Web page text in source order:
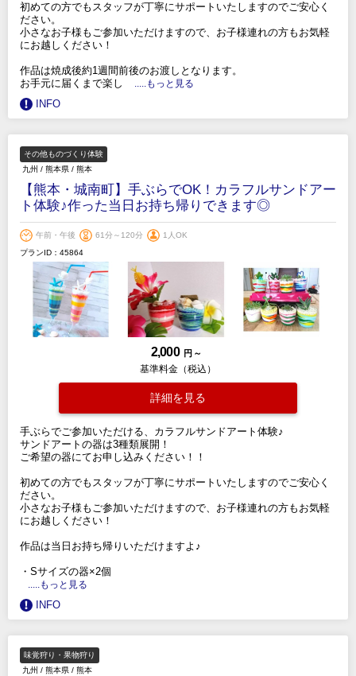
初めての方でもスタッフが丁寧にサポートいたしますのでご安心く
ださい。
小さなお子様もご参加いただけますので、お子様連れの方もお気軽
にお越しください！
作品は焼成後約1週間前後のお渡しとなります。
お手元に届くまで楽し
.....もっと見る
INFO
その他ものづくり体験
九州 / 熊本県 / 熊本
【熊本・城南町】手ぶらでOK！カラフルサンドアー
ト体験♪作った当日お持ち帰りできます◎
午前・午後 61分～120分
1人OK
プランID：45864
2,000 円 ～
基準料金（税込）
詳細を見る
手ぶらでご参加いただける、カラフルサンドアート体験♪
サンドアートの器は3種類展開！
ご希望の器にてお申し込みください！！
初めての方でもスタッフが丁寧にサポートいたしますのでご安心く
ださい。
小さなお子様もご参加いただけますので、お子様連れの方もお気軽
にお越しください！
作品は当日お持ち帰りいただけますよ♪
・Sサイズの器×2個
.....もっと見る
INFO
味覚狩り・果物狩り
九州 / 熊本県 / 熊本